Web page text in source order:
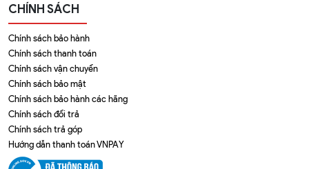
CHÍNH SÁCH
Chính sách bảo hành
Chính sách thanh toán
Chính sách vận chuyển
Chính sách bảo mật
Chính sách bảo hành các hãng
Chính sách đổi trả
Chính sách trả góp
Hướng dẫn thanh toán VNPAY